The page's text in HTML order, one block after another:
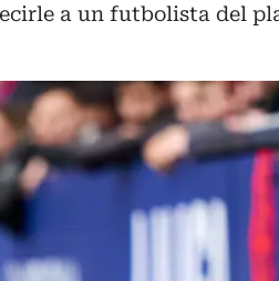
a un futbolista del